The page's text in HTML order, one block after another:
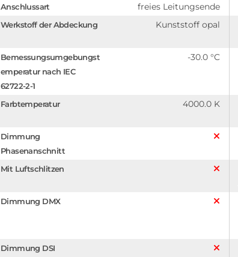
Anschlussart freies Leitungsende
Werkstoff der Abdeckung Kunststoff opal
Bemessungsumgebungst
emperatur nach IEC
62722-2-1
-30.0 °C
Farbtemperatur 4000.0 K
Dimmung
Phasenanschnitt
Mit Luftschlitzen
Dimmung DMX
Dimmung DSI